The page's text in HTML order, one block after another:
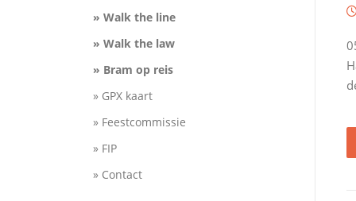
» Walk the line
» Walk the law
» Bram op reis
» GPX kaart
» Feestcommissie
» FIP
» Contact